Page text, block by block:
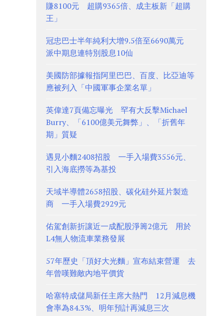
賺8100元 超購9365倍、成主板新「超購
王」
冠忠巴士半年純利大增9.5倍至6690萬元
派中期息連特別股息10仙
美國防部據報指阿里巴巴、百度、比亞迪等
應被列入「中國軍事企業名單」
英偉達7頁備忘曝光 罕有大反擊Michael
Burry、「6100億美元舞弊」、「折舊年
期」質疑
遇見小麵2408招股 一手入場費3556元、
引入海底撈等為基投
天域半導體2658招股、碳化硅外延片製造
商 一手入場費2929元
佑駕創新折讓近一成配股淨籌2億元 用於
L4無人物流車業務發展
57年歷史「頂好大光麵」宣布結束營運 去
年曾嘆難敵內地平價貨
哈塞特成儲局新任主席大熱門 12月減息機
會率為84.3%、明年預計再減息三次